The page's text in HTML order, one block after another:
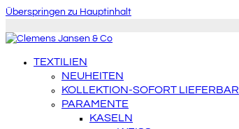
Überspringen zu Hauptinhalt
TEXTILIEN
NEUHEITEN
KOLLEKTION-SOFORT LIEFERBAR
PARAMENTE
KASELN